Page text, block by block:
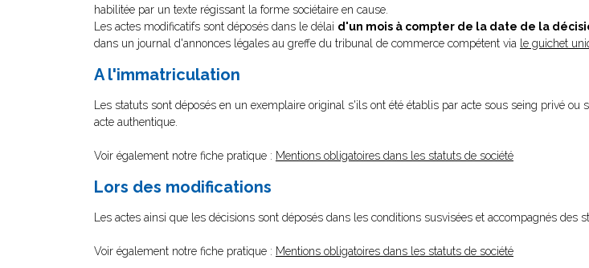
habilitée par un texte régissant la forme sociétaire en cause.
Les actes modificatifs sont déposés dans le délai d'un mois à compter de la date de la
dans un journal d'annonces légales au greffe du tribunal de commerce compétent via le guichet
A l'immatriculation
Les statuts sont déposés en un exemplaire original s'ils ont été établis par acte sous seing privé
acte authentique.
Voir également notre fiche pratique : Mentions obligatoires dans les statuts de société
Lors des modifications
Les actes ainsi que les décisions sont déposés dans les conditions susvisées et accompagnés des
Voir également notre fiche pratique : Mentions obligatoires dans les statuts de société